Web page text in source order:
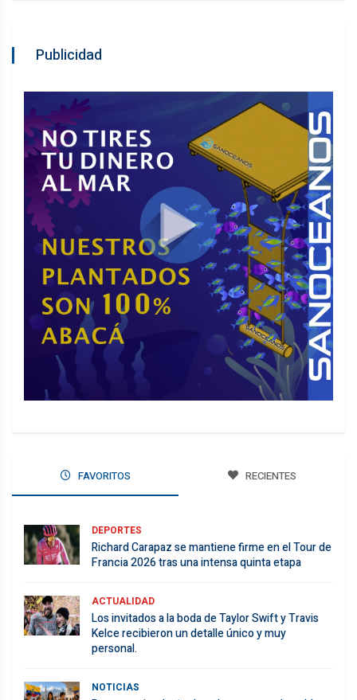
Publicidad
FAVORITOS RECIENTES
DEPORTES
Richard Carapaz se mantiene firme en el Tour de
Francia 2026 tras una intensa quinta etapa
ACTUALIDAD
Los invitados a la boda de Taylor Swift y Travis
Kelce recibieron un detalle único y muy
personal.
NOTICIAS